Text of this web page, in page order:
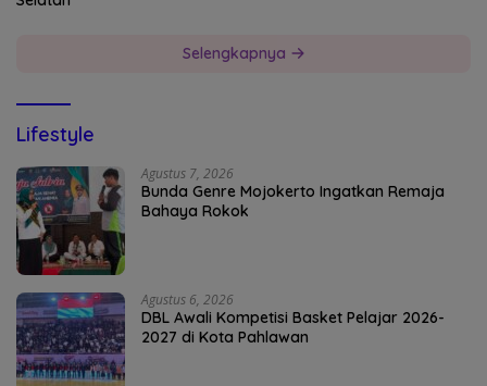
Selengkapnya
Lifestyle
Agustus 7, 2026
Bunda Genre Mojokerto Ingatkan Remaja
Bahaya Rokok
Agustus 6, 2026
DBL Awali Kompetisi Basket Pelajar 2026-
2027 di Kota Pahlawan